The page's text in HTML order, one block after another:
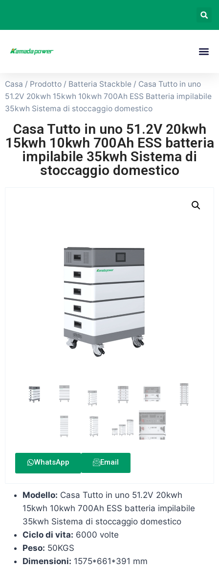
Casa / Prodotto / Batteria Stackble / Casa Tutto in uno
51.2V 20kwh 15kwh 10kwh 700Ah ESS Batteria impilabile
35kwh Sistema di stoccaggio domestico
Casa Tutto in uno 51.2V 20kwh
15kwh 10kwh 700Ah ESS batteria
impilabile 35kwh Sistema di
stoccaggio domestico
WhatsApp Email
Modello: Casa Tutto in uno 51.2V 20kwh
15kwh 10kwh 700Ah ESS batteria impilabile
35kwh Sistema di stoccaggio domestico
Ciclo di vita: 6000 volte
Peso: 50KGS
Dimensioni: 1575*661*391 mm